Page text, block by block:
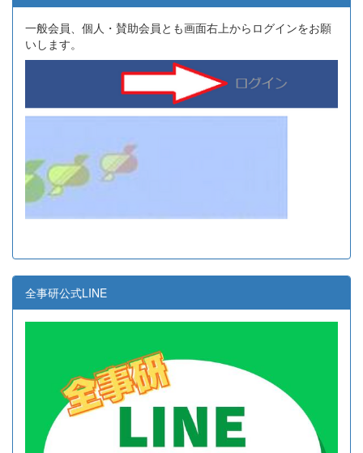
一般会員、個人・賛助会員とも画面右上からログインをお願
いします。
全事研公式LINE